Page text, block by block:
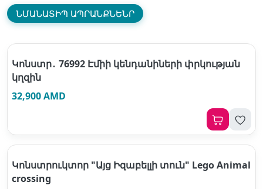
ՆՄԱՆԱՏԻՊ ԱՊՐԱՆՔՆԵՆՐ
Կոնստր․ 76992 Էմիի կենդանիների փրկության
կղզին
32,900 AMD
Կոնստրուկտոր "Այց Իզաբելլի տուն" Lego Animal
crossing